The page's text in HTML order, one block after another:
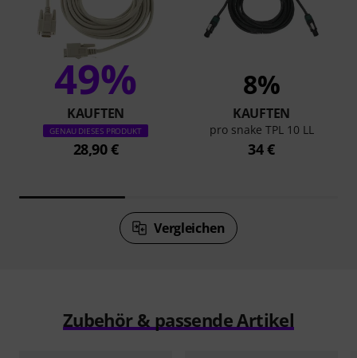
49%
KAUFTEN
GENAU DIESES PRODUKT
28,90 €
8%
KAUFTEN
pro snake TPL 10 LL
34 €
Vergleichen
Zubehör & passende Artikel